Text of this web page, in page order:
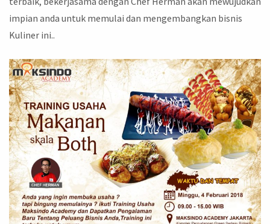
impian anda untuk memulai dan mengembangkan bisnis
Kuliner ini..